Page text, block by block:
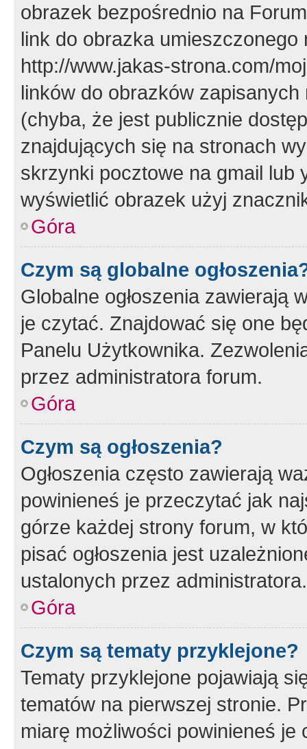
obrazek bezpośrednio na
link do obrazka
http://www.jakas-strona.com/
linków do obrazków
(chyba, że jest publicznie
znajdujących się na stronach
skrzynki pocztowe na gmail lub
wyświetlić obrazek użyj
Góra
Czym są globalne
Globalne ogłoszenia zawierają
je czytać. Znajdować się one
Panelu Użytkownika.
przez administratora forum.
Góra
Czym są ogłoszenia?
Ogłoszenia często zawierają
powinieneś je przeczytać jak
górze każdej strony forum, w
pisać ogłoszenia jest
ustalonych przez administratora.
Góra
Czym są tematy przyklejone?
Tematy przyklejone pojawiają
tematów na pierwszej stronie.
miarę możliwości powinieneś je